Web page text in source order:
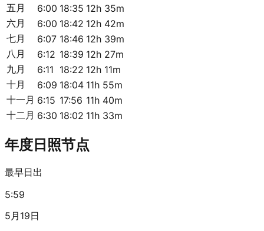
五月 6:00 18:35 12h 35m
六月
6:00 18:42 12h 42m
七月
6:07 18:46 12h 39m
八月
6:12 18:39 12h 27m
九月
6:11 18:22 12h 11m
十月
6:09 18:04 11h 55m
十一月 6:15 17:56 11h 40m
十二月 6:30 18:02 11h 33m
年度日照节点
最早日出
5:59
5月19日